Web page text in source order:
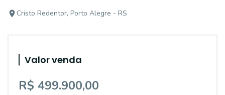
Cristo Redentor, Porto Alegre - RS
Valor venda
R$ 499.900,00